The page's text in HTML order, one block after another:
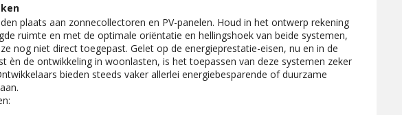
plaats aan zonnecollectoren en PV-panelen. Houd in het ontwerp rekening
ruimte en met de optimale oriëntatie en hellingshoek van beide systemen,
nog niet direct toegepast. Gelet op de energieprestatie-eisen, nu en in de
èn de ontwikkeling in woonlasten, is het toepassen van deze systemen zeker
bieden steeds vaker allerlei energiebesparende of duurzame